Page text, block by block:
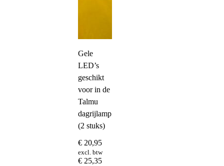
Gele
LED’s
geschikt
voor in de
Talmu
dagrijlamp
(2 stuks)
€ 20,95
excl. btw
€ 25,35